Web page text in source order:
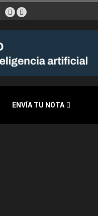
ENVÍA TU NOTA